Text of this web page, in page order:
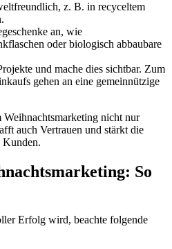
z. B. in recyceltem
an, wie
oder biologisch abbaubare
und mache dies sichtbar. Zum
gehen an eine gemeinnützige
Weihnachtsmarketing nicht nur
auch Vertrauen und stärkt die
Kunden.
So
Erfolg wird, beachte folgende